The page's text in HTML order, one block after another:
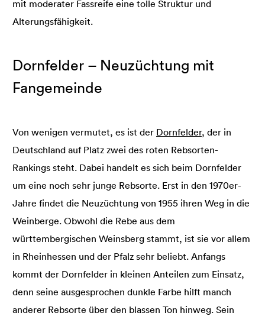
mit moderater Fassreife eine tolle Struktur und
Alterungsfähigkeit.
Dornfelder – Neuzüchtung mit
Fangemeinde
Von wenigen vermutet, es ist der Dornfelder, der in
Deutschland auf Platz zwei des roten Rebsorten-
Rankings steht. Dabei handelt es sich beim Dornfelder
um eine noch sehr junge Rebsorte. Erst in den 1970er-
Jahre findet die Neuzüchtung von 1955 ihren Weg in die
Weinberge. Obwohl die Rebe aus dem
württembergischen Weinsberg stammt, ist sie vor allem
in Rheinhessen und der Pfalz sehr beliebt. Anfangs
kommt der Dornfelder in kleinen Anteilen zum Einsatz,
denn seine ausgesprochen dunkle Farbe hilft manch
anderer Rebsorte über den blassen Ton hinweg. Sein